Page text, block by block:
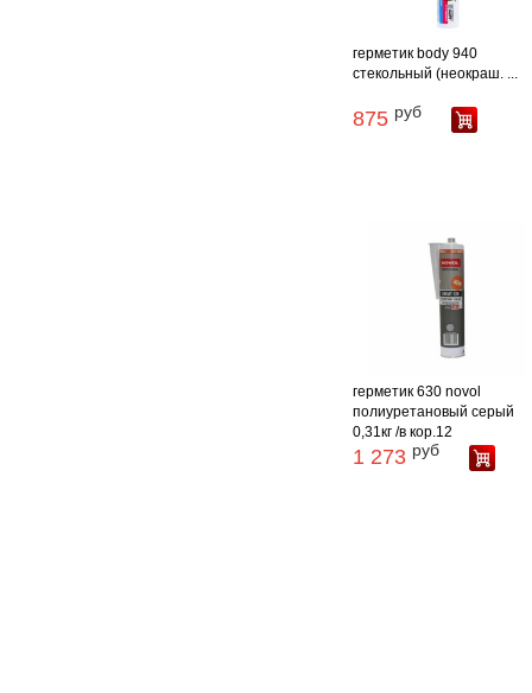
герметик body 940
стекольный (неокраш. ...
875 руб
герметик 630 novol
полиуретановый серый
0,31кг /в кор.12
1 273 руб